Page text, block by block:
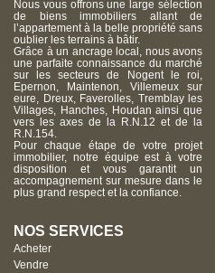
Nous vous offrons une large sélection
de biens immobiliers allant de
l’appartement à la belle propriété sans
oublier les terrains à bâtir.
Grâce à un ancrage local, nous avons
une parfaite connaissance du marché
sur les secteurs de Nogent le roi,
Epernon, Maintenon, Villemeux sur
eure, Dreux, Faverolles, Tremblay les
Villages, Hanches, Houdan ainsi que
vers les axes de la R.N.12 et de la
R.N.154.
Pour chaque étape de votre projet
immobilier, notre équipe est à votre
disposition et vous garantit un
accompagnement sur mesure dans le
plus grand respect et la confiance.
NOS SERVICES
Acheter
Vendre